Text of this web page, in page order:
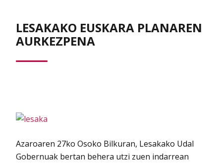
LESAKAKO EUSKARA PLANAREN
AURKEZPENA
Azaroaren 27ko Osoko Bilkuran, Lesakako Udal
Gobernuak bertan behera utzi zuen indarrean